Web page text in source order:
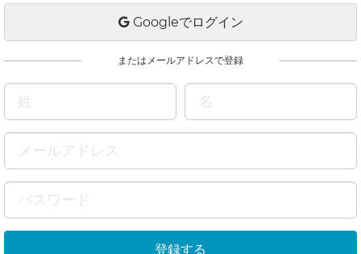
Googleでログイン
またはメールアドレスで登録